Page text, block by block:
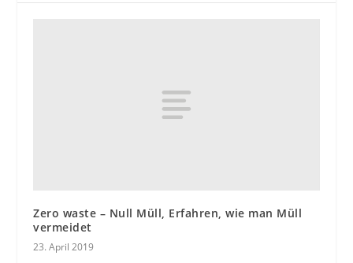
Zero waste – Null Müll, Erfahren, wie man Müll
vermeidet
23. April 2019